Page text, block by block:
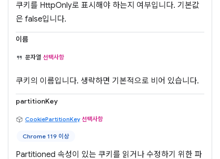
쿠키를 HttpOnly로 표시해야 하는지 여부입니다. 기본값
은 false입니다.
이름
문자열 선택사항
쿠키의 이름입니다. 생략하면 기본적으로 비어 있습니다.
partitionKey
CookiePartitionKey 선택사항
Chrome 119 이상
Partitioned 속성이 있는 쿠키를 읽거나 수정하기 위한 파